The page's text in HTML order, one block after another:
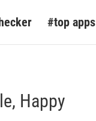
#top apps
Happy